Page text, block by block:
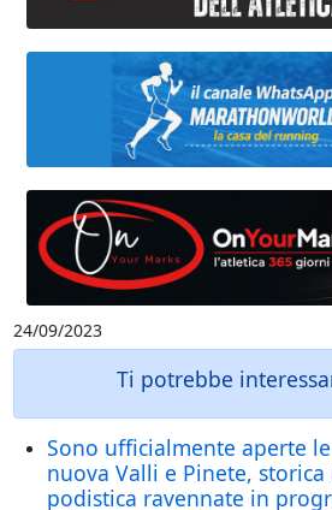
24/09/2023
Ti potrebbe
Sono ufficialmente aperte
nuova Valli e Pinete,
podistica ravennate in